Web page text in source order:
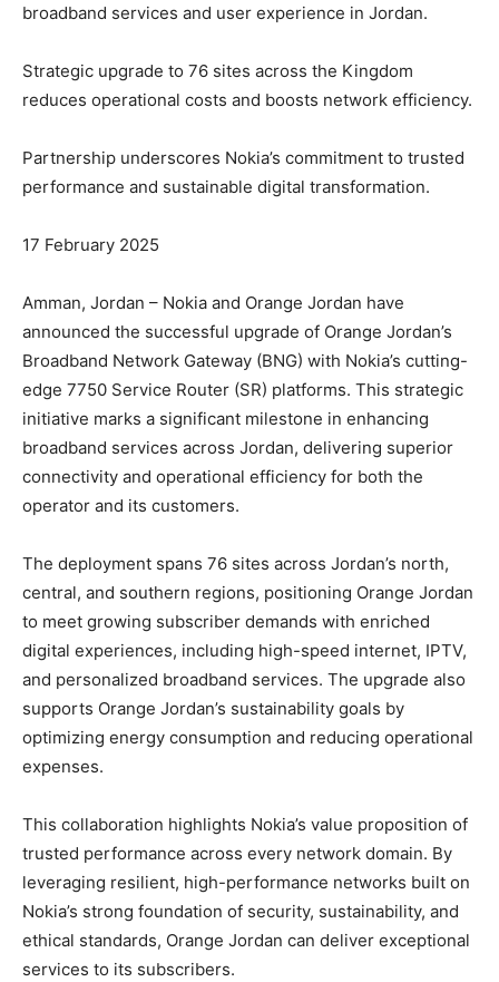
broadband services and user experience in Jordan.
Strategic upgrade to 76 sites across the Kingdom
reduces operational costs and boosts network efficiency.
Partnership underscores Nokia’s commitment to trusted
performance and sustainable digital transformation.
17 February 2025
Amman, Jordan – Nokia and Orange Jordan have
announced the successful upgrade of Orange Jordan’s
Broadband Network Gateway (BNG) with Nokia’s cutting-
edge 7750 Service Router (SR) platforms. This strategic
initiative marks a significant milestone in enhancing
broadband services across Jordan, delivering superior
connectivity and operational efficiency for both the
operator and its customers.
The deployment spans 76 sites across Jordan’s north,
central, and southern regions, positioning Orange Jordan
to meet growing subscriber demands with enriched
digital experiences, including high-speed internet, IPTV,
and personalized broadband services. The upgrade also
supports Orange Jordan’s sustainability goals by
optimizing energy consumption and reducing operational
expenses.
This collaboration highlights Nokia’s value proposition of
trusted performance across every network domain. By
leveraging resilient, high-performance networks built on
Nokia’s strong foundation of security, sustainability, and
ethical standards, Orange Jordan can deliver exceptional
services to its subscribers.